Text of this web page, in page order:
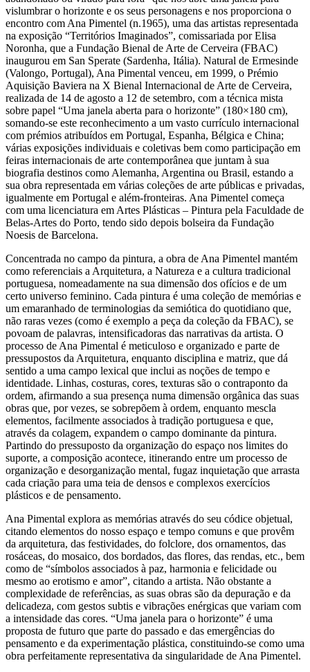
vislumbrar o horizonte e os seus personagens e nos proporciona o
encontro com Ana Pimentel (n.1965), uma das artistas representada
na exposição “Territórios Imaginados”, comissariada por Elisa
Noronha, que a Fundação Bienal de Arte de Cerveira (FBAC)
inaugurou em San Sperate (Sardenha, Itália). Natural de Ermesinde
(Valongo, Portugal), Ana Pimental venceu, em 1999, o Prémio
Aquisição Baviera na X Bienal Internacional de Arte de Cerveira,
realizada de 14 de agosto a 12 de setembro, com a técnica mista
sobre papel “Uma janela aberta para o horizonte” (180×180 cm),
somando-se este reconhecimento a um vasto currículo internacional
com prémios atribuídos em Portugal, Espanha, Bélgica e China;
várias exposições individuais e coletivas bem como participação em
feiras internacionais de arte contemporânea que juntam à sua
biografia destinos como Alemanha, Argentina ou Brasil, estando a
sua obra representada em várias coleções de arte públicas e privadas,
igualmente em Portugal e além-fronteiras. Ana Pimentel começa
com uma licenciatura em Artes Plásticas – Pintura pela Faculdade de
Belas-Artes do Porto, tendo sido depois bolseira da Fundação
Noesis de Barcelona.
Concentrada no campo da pintura, a obra de Ana Pimentel mantém
como referenciais a Arquitetura, a Natureza e a cultura tradicional
portuguesa, nomeadamente na sua dimensão dos ofícios e de um
certo universo feminino. Cada pintura é uma coleção de memórias e
um emaranhado de terminologias da semiótica do quotidiano que,
não raras vezes (como é exemplo a peça da coleção da FBAC), se
povoam de palavras, intensificadoras das narrativas da artista. O
processo de Ana Pimental é meticuloso e organizado e parte de
pressupostos da Arquitetura, enquanto disciplina e matriz, que dá
sentido a uma campo lexical que inclui as noções de tempo e
identidade. Linhas, costuras, cores, texturas são o contraponto da
ordem, afirmando a sua presença numa dimensão orgânica das suas
obras que, por vezes, se sobrepõem à ordem, enquanto mescla
elementos, facilmente associados à tradição portuguesa e que,
através da colagem, expandem o campo dominante da pintura.
Partindo do pressuposto da organização do espaço nos limites do
suporte, a composição acontece, itinerando entre um processo de
organização e desorganização mental, fugaz inquietação que arrasta
cada criação para uma teia de densos e complexos exercícios
plásticos e de pensamento.
Ana Pimental explora as memórias através do seu códice objetual,
citando elementos do nosso espaço e tempo comuns e que provêm
da arquitetura, das festividades, do folclore, dos ornamentos, das
rosáceas, do mosaico, dos bordados, das flores, das rendas, etc., bem
como de “símbolos associados à paz, harmonia e felicidade ou
mesmo ao erotismo e amor”, citando a artista. Não obstante a
complexidade de referências, as suas obras são da depuração e da
delicadeza, com gestos subtis e vibrações enérgicas que variam com
a intensidade das cores. “Uma janela para o horizonte” é uma
proposta de futuro que parte do passado e das emergências do
pensamento e da experimentação plástica, constituindo-se como uma
obra perfeitamente representativa da singularidade de Ana Pimentel.